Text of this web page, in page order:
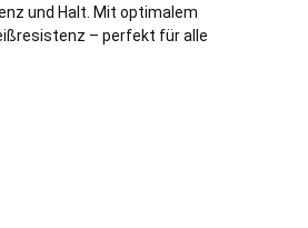
und Halt. Mit optimalem
– perfekt für alle